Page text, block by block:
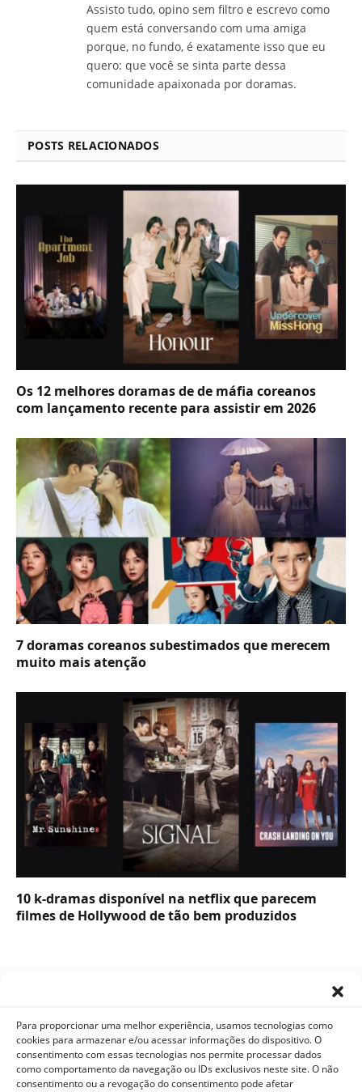
Para proporcionar uma melhor experiência, usamos tecnologias como
cookies para armazenar e/ou acessar informações do dispositivo. O
consentimento com essas tecnologias nos permite processar dados
como comportamento da navegação ou IDs exclusivos neste site. O não
consentimento ou a revogação do consentimento pode afetar
Assisto tudo, opino sem filtro e escrevo como
quem está conversando com uma amiga
porque, no fundo, é exatamente isso que eu
quero: que você se sinta parte dessa
comunidade apaixonada por doramas.
POSTS RELACIONADOS
Os 12 melhores doramas de de máfia coreanos
com lançamento recente para assistir em 2026
7 doramas coreanos subestimados que merecem
muito mais atenção
10 k-dramas disponível na netflix que parecem
filmes de Hollywood de tão bem produzidos
FacebookX
InstagramPinterestYouTubeTumblr WhatsApp